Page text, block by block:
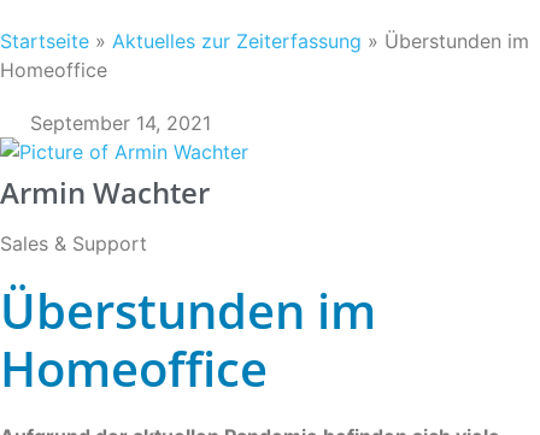
Startseite » Aktuelles zur Zeiterfassung » Überstunden im
Homeoffice
September 14, 2021
Armin Wachter
Sales & Support
Überstunden im
Homeoffice